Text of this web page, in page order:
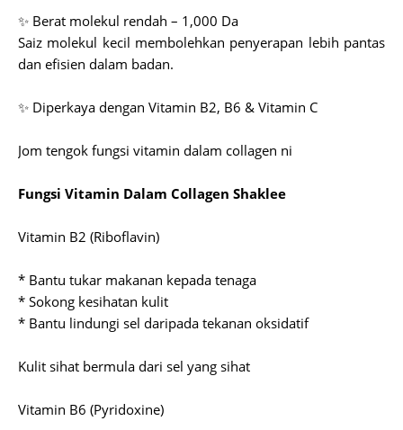
✨ Berat molekul rendah – 1,000 Da
Saiz molekul kecil membolehkan penyerapan lebih pantas
dan efisien dalam badan.
✨ Diperkaya dengan Vitamin B2, B6 & Vitamin C
Jom tengok fungsi vitamin dalam collagen ni
Fungsi Vitamin Dalam Collagen Shaklee
Vitamin B2 (Riboflavin)
* Bantu tukar makanan kepada tenaga
* Sokong kesihatan kulit
* Bantu lindungi sel daripada tekanan oksidatif
Kulit sihat bermula dari sel yang sihat
Vitamin B6 (Pyridoxine)